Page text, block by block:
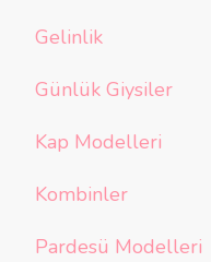
Gelinlik
Günlük Giysiler
Kap Modelleri
Kombinler
Pardesü Modelleri